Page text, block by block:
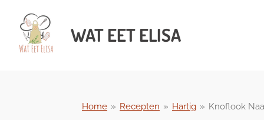
direct
WATEET ELISA
Home » Recepten » Hartig » Knoflook